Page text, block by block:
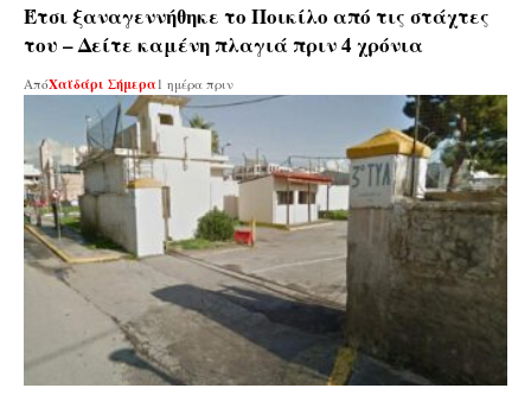
Έτσι ξαναγεννήθηκε το Ποικίλο από τις στάχτες
του – Δείτε καμένη πλαγιά πριν 4 χρόνια
ΑπόΧαϊδάρι Σήμερα1 ημέρα πριν